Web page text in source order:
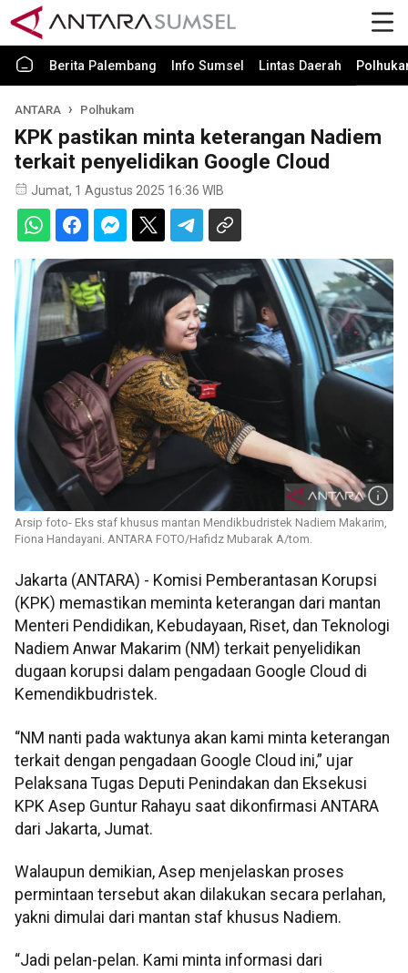
Berita Palembang Info Sumsel Lintas Daerah
ANTARA Polhukam
KPK pastikan minta keterangan Nadiem
terkait penyelidikan Google Cloud
Jumat, 1 Agustus 2025 16:36 WIB
Arsip foto- Eks staf khusus mantan Mendikbudristek Nadiem Makarim,
Fiona Handayani. ANTARA FOTO/Hafidz Mubarak A/tom.
Jakarta (ANTARA) - Komisi Pemberantasan Korupsi
(KPK) memastikan meminta keterangan dari mantan
Menteri Pendidikan, Kebudayaan, Riset, dan Teknologi
Nadiem Anwar Makarim (NM) terkait penyelidikan
dugaan korupsi dalam pengadaan Google Cloud di
Kemendikbudristek.
“NM nanti pada waktunya akan kami minta keterangan
terkait dengan pengadaan Google Cloud ini,” ujar
Pelaksana Tugas Deputi Penindakan dan Eksekusi
KPK Asep Guntur Rahayu saat dikonfirmasi ANTARA
dari Jakarta, Jumat.
Walaupun demikian, Asep menjelaskan proses
permintaan tersebut akan dilakukan secara perlahan,
yakni dimulai dari mantan staf khusus Nadiem.
“Jadi pelan-pelan. Kami minta informasi dari